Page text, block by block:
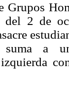
Grupos
del 2 de
suma a